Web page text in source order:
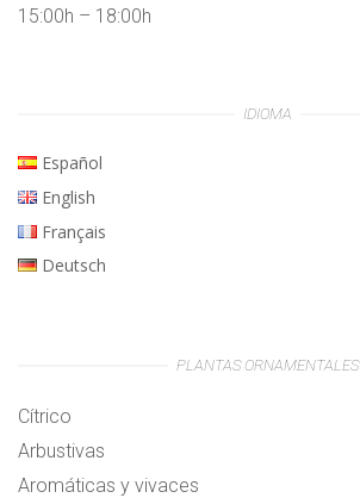
15:00h – 18:00h
IDIOMA
Español
English
Français
Deutsch
PLANTAS ORNAMENTALES
Cítrico
Arbustivas
Aromáticas y vivaces